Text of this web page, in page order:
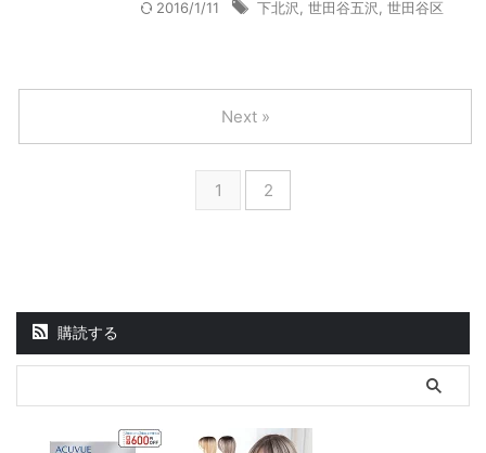
2016/1/11 下北沢, 世田谷五沢, 世田谷区
1 2
Next »
購読する